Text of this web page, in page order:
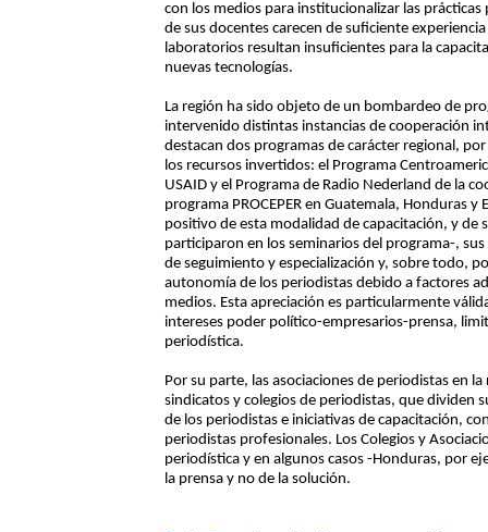
con los medios para institucionalizar las
de sus docentes carecen de suficiente
laboratorios resultan insuficientes para la
nuevas tecnologías.
La región ha sido objeto de un bombardeo de
intervenido distintas instancias de cooperación
destacan dos programas de carácter regional,
los recursos invertidos: el Programa
USAID y el Programa de Radio Nederland de la
programa PROCEPER en Guatemala, Honduras
positivo de esta modalidad de capacitación, y
participaron en los seminarios del programa-,
de seguimiento y especialización y, sobre todo,
autonomía de los periodistas debido a factores
medios. Esta apreciación es particularmente
intereses poder político-empresarios-prensa,
periodística.
Por su parte, las asociaciones de periodistas en
sindicatos y colegios de periodistas, que dividen
de los periodistas e iniciativas de capacitación,
periodistas profesionales. Los Colegios y
periodística y en algunos casos -Honduras, por
la prensa y no de la solución.